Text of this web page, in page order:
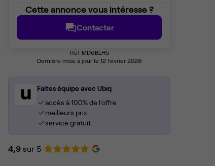
Cette annonce vous intéresse ?
Contacter
Réf MD6BLH5
Dernière mise à jour le 12 février 2026
Faites équipe avec Ubiq
accès à 100% de l'offre
meilleurs prix
service gratuit
4,9 sur 5